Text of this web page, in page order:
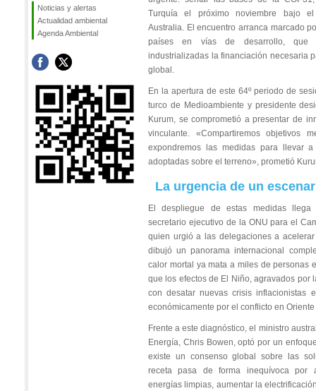
Noticias y alertas
Actualidad ambiental
Agenda Ambiental
Turquía el próximo noviembre bajo
Australia. El encuentro arranca marcado
países en vías de desarrollo, que
industrializadas la financiación necesaria
global.
En la apertura de este 64º periodo de
turco de Medioambiente y presidente
Kurum, se comprometió a presentar de
vinculante. «Compartiremos objetivos
expondremos las medidas para llevar
adoptadas sobre el terreno», prometió
La urgencia de un
El despliegue de estas medidas
secretario ejecutivo de la ONU para el
quien urgió a las delegaciones a
dibujó un panorama internacional
calor mortal ya mata a miles de personas
que los efectos de El Niño, agravados por
con desatar nuevas crisis inflacionistas
económicamente por el conflicto en
Frente a este diagnóstico, el ministro
Energía, Chris Bowen, optó por un
existe un consenso global sobre las
receta pasa de forma inequívoca por
energías limpias, aumentar la